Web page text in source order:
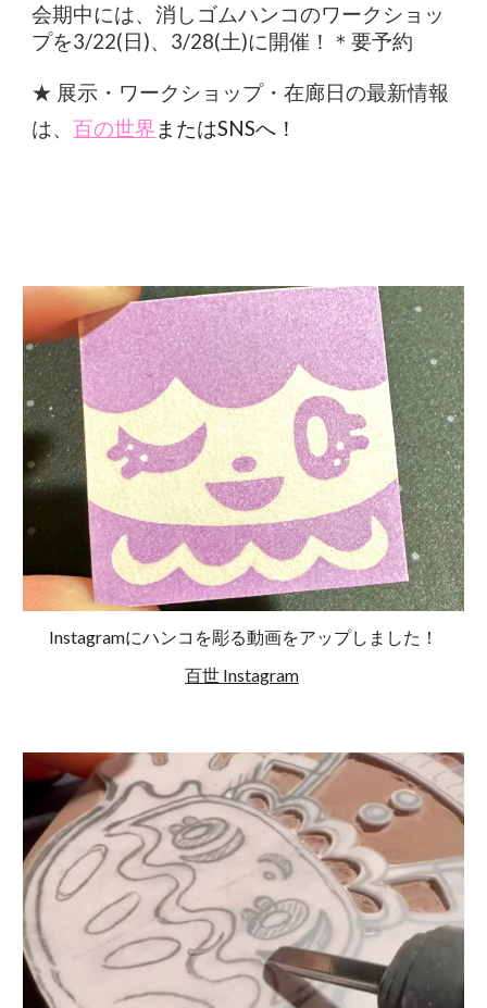
会期中には、消しゴムハンコのワークショッ
プを3/22(日)、3/28(土)に開催！＊要予約
★ 展示・ワークショップ・在廊日の最新情報
は、百の世界 またはSNSへ！
Instagramにハンコを彫る動画をアップしました！
百世 Instagram